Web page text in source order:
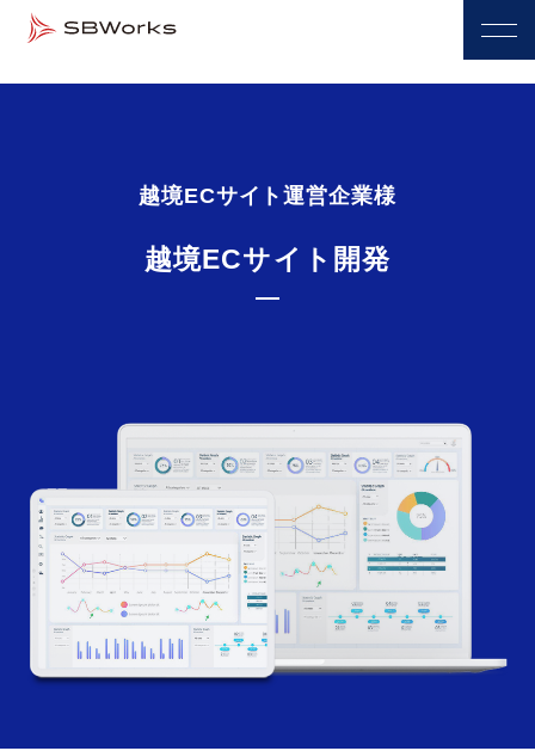
越境ECサイト運営企業様
越境ECサイト開発